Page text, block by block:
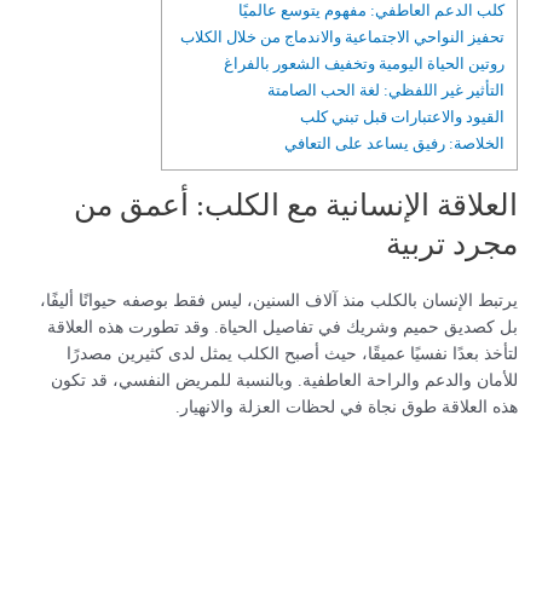
كلب الدعم العاطفي: مفهوم يتوسع عالميًا
تحفيز النواحي الاجتماعية والاندماج من خلال الكلاب
روتين الحياة اليومية وتخفيف الشعور بالفراغ
التأثير غير اللفظي: لغة الحب الصامتة
القيود والاعتبارات قبل تبني كلب
الخلاصة: رفيق يساعد على التعافي
العلاقة الإنسانية مع الكلب: أعمق من
مجرد تربية
يرتبط الإنسان بالكلب منذ آلاف السنين، ليس فقط بوصفه حيوانًا أليفًا،
بل كصديق حميم وشريك في تفاصيل الحياة. وقد تطورت هذه العلاقة
لتأخذ بعدًا نفسيًا عميقًا، حيث أصبح الكلب يمثل لدى كثيرين مصدرًا
للأمان والدعم والراحة العاطفية. وبالنسبة للمريض النفسي، قد تكون
هذه العلاقة طوق نجاة في لحظات العزلة والانهيار.